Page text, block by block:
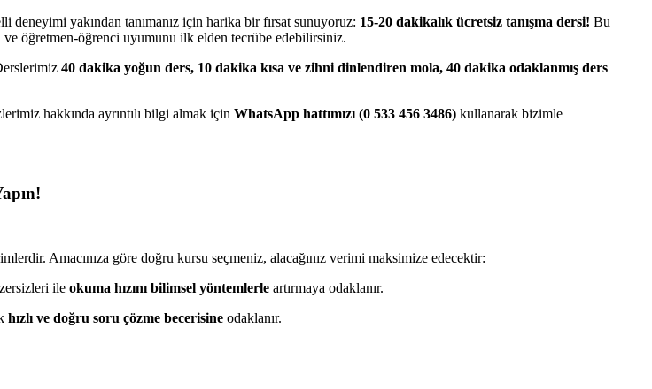
yakından tanımanız için harika bir fırsat sunuyoruz: 15-20 dakikalık ücretsiz tanışma dersi! Bu
ve öğretmen-öğrenci uyumunu ilk elden tecrübe edebilirsiniz.
40 dakika yoğun ders, 10 dakika kısa ve zihni dinlendiren mola, 40 dakika odaklanmış ders
hakkında ayrıntılı bilgi almak için WhatsApp hattımızı (0 533 456 3486) kullanarak bizimle
Amacınıza göre doğru kursu seçmeniz, alacağınız verimi maksimize edecektir:
ile okuma hızını bilimsel yöntemlerle artırmaya odaklanır.
hızlı ve doğru soru çözme becerisine odaklanır.